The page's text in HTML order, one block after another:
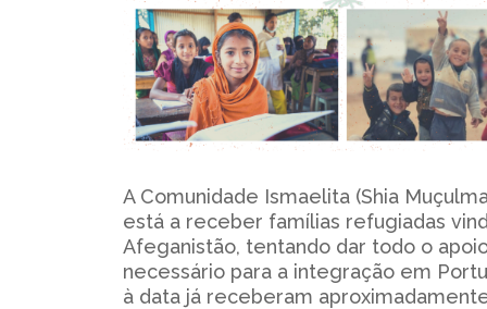
A Comunidade Ismaelita (Shia
está a receber famílias refugiadas
Afeganistão, tentando dar todo o
necessário para a integração em
à data já receberam